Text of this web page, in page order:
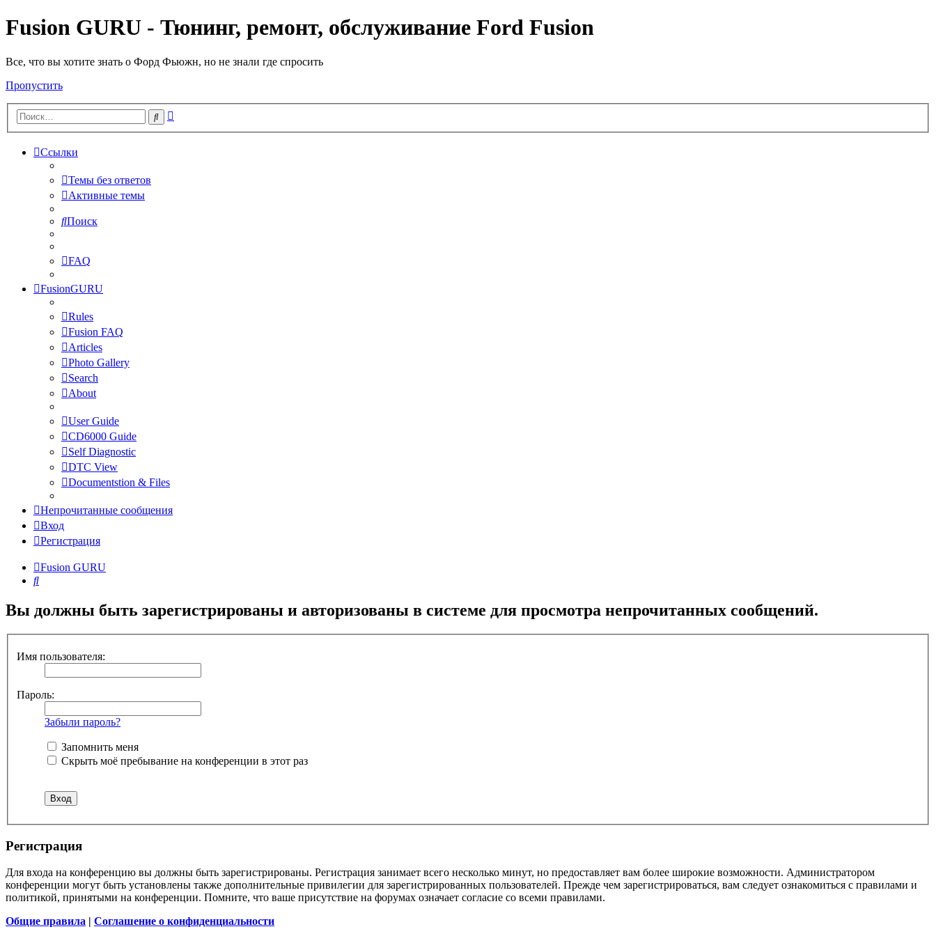
Fusion GURU - Тюнинг, ремонт, обслуживание Ford Fusion
Все, что вы хотите знать о Форд Фьюжн, но не знали где спросить
Пропустить
Поиск
Ссылки
Темы без ответов
Активные темы
Поиск
FAQ
FusionGURU
Rules
Fusion FAQ
Articles
Photo Gallery
Search
About
User Guide
CD6000 Guide
Self Diagnostic
DTC View
Documentstion & Files
Непрочитанные сообщения
Вход
Регистрация
Fusion GURU
Поиск
Вы должны быть зарегистрированы и авторизованы в системе для просмотра непрочитанных сообщений.
Имя пользователя:
Пароль:
Забыли пароль?
Запомнить меня
Скрыть моё пребывание на конференции в этот раз
Регистрация
Для входа на конференцию вы должны быть зарегистрированы. Регистрация занимает всего несколько минут, но предоставляет вам более широкие возможности. Администратором
конференции могут быть установлены также дополнительные привилегии для зарегистрированных пользователей. Прежде чем зарегистрироваться, вам следует ознакомиться с правилами и
политикой, принятыми на конференции. Помните, что ваше присутствие на форумах означает согласие со всеми правилами.
Общие правила | Соглашение о конфиденциальности